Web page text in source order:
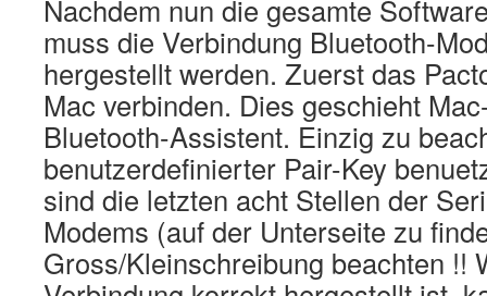
Nachdem nun die gesamte
muss die Verbindung Bluetooth-
hergestellt werden. Zuerst das
Mac verbinden. Dies geschieht
Bluetooth-Assistent. Einzig zu
benutzerdefinierter Pair-Key
sind die letzten acht Stellen der
Modems (auf der Unterseite zu
Gross/Kleinschreibung beachten !!